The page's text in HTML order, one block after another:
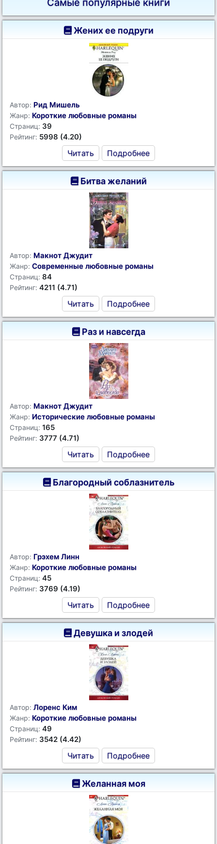
Самые популярные книги
Жених ее подруги
Автор: Рид Мишель
Жанр: Короткие любовные романы
Страниц: 39
Рейтинг: 5998 (4.20)
Читать Подробнее
Битва желаний
Автор: Макнот Джудит
Жанр: Современные любовные романы
Страниц: 84
Рейтинг: 4211 (4.71)
Читать Подробнее
Раз и навсегда
Автор: Макнот Джудит
Жанр: Исторические любовные романы
Страниц: 165
Рейтинг: 3777 (4.71)
Читать Подробнее
Благородный соблазнитель
Автор: Грэхем Линн
Жанр: Короткие любовные романы
Страниц: 45
Рейтинг: 3769 (4.19)
Читать Подробнее
Девушка и злодей
Автор: Лоренс Ким
Жанр: Короткие любовные романы
Страниц: 49
Рейтинг: 3542 (4.42)
Читать Подробнее
Желанная моя